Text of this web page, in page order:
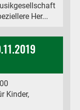
Her...
Kinder,